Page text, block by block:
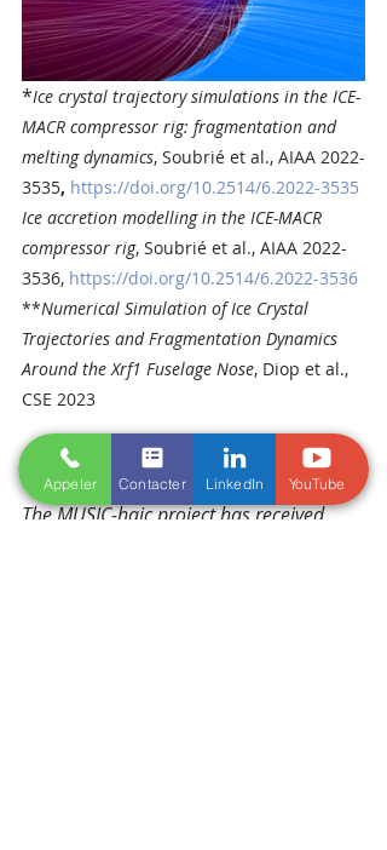
*Ice crystal trajectory simulations in the ICE-
MACR compressor rig: fragmentation and
melting dynamics, Soubrié et al., AIAA 2022-
3535, https://doi.org/10.2514/6.2022-3535
Ice accretion modelling in the ICE-MACR
compressor rig, Soubrié et al., AIAA 2022-
3536, https://doi.org/10.2514/6.2022-3536
**Numerical Simulation of Ice Crystal
Trajectories and Fragmentation Dynamics
Around the Xrf1 Fuselage Nose, Diop et al.,
CSE 2023
The MUSIC-haic project has received
Appeler Contacter LinkedIn YouTube